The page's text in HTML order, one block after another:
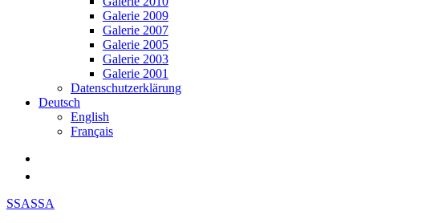
Galerie 2009
Galerie 2007
Galerie 2005
Galerie 2003
Galerie 2001
Datenschutzerklärung
Deutsch
English
Français
SSASSA